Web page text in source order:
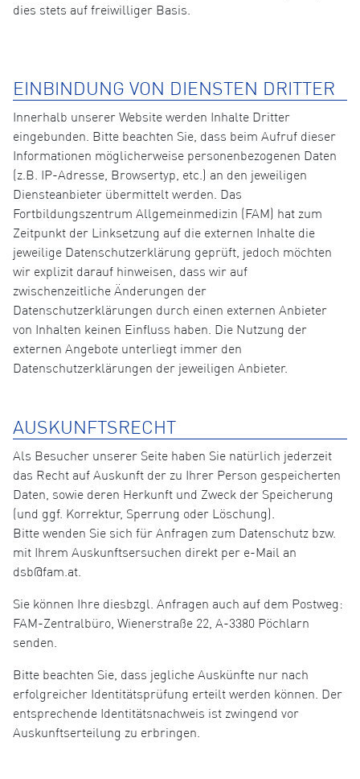
dies stets auf freiwilliger Basis.
EINBINDUNG VON DIENSTEN DRITTER
Innerhalb unserer Website werden Inhalte Dritter
eingebunden. Bitte beachten Sie, dass beim Aufruf dieser
Informationen möglicherweise personenbezogenen Daten
(z.B. IP-Adresse, Browsertyp, etc.) an den jeweiligen
Diensteanbieter übermittelt werden. Das
Fortbildungszentrum Allgemeinmedizin (FAM) hat zum
Zeitpunkt der Linksetzung auf die externen Inhalte die
jeweilige Datenschutzerklärung geprüft, jedoch möchten
wir explizit darauf hinweisen, dass wir auf
zwischenzeitliche Änderungen der
Datenschutzerklärungen durch einen externen Anbieter
von Inhalten keinen Einfluss haben. Die Nutzung der
externen Angebote unterliegt immer den
Datenschutzerklärungen der jeweiligen Anbieter.
AUSKUNFTSRECHT
Als Besucher unserer Seite haben Sie natürlich jederzeit
das Recht auf Auskunft der zu Ihrer Person gespeicherten
Daten, sowie deren Herkunft und Zweck der Speicherung
(und ggf. Korrektur, Sperrung oder Löschung).
Bitte wenden Sie sich für Anfragen zum Datenschutz bzw.
mit Ihrem Auskunftsersuchen direkt per e-Mail an
dsb@fam.at.
Sie können Ihre diesbzgl. Anfragen auch auf dem Postweg:
FAM-Zentralbüro, Wienerstraße 22, A-3380 Pöchlarn
senden.
Bitte beachten Sie, dass jegliche Auskünfte nur nach
erfolgreicher Identitätsprüfung erteilt werden können. Der
entsprechende Identitätsnachweis ist zwingend vor
Auskunftserteilung zu erbringen.